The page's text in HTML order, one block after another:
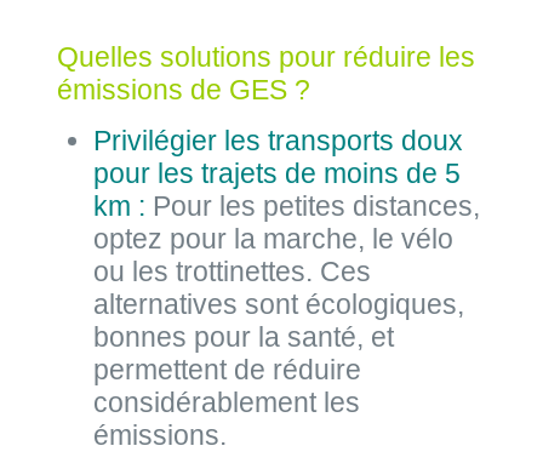
Quelles solutions pour réduire les
émissions de GES ?
Privilégier les transports doux
pour les trajets de moins de 5
km : Pour les petites distances,
optez pour la marche, le vélo
ou les trottinettes. Ces
alternatives sont écologiques,
bonnes pour la santé, et
permettent de réduire
considérablement les
émissions.